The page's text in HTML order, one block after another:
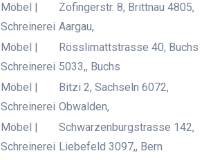
Möbel |
Schreinerei
Zofingerstr. 8, Brittnau 4805,
Aargau,
Möbel |
Schreinerei
Rösslimattstrasse 40, Buchs
5033,, Buchs
Möbel |
Schreinerei
Bitzi 2, Sachseln 6072,
Obwalden,
Möbel |
Schreinerei
Schwarzenburgstrasse 142,
Liebefeld 3097,, Bern